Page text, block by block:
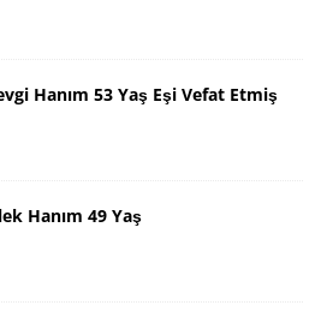
Hanım 53 Yaş Eşi Vefat Etmiş
Hanım 49 Yaş